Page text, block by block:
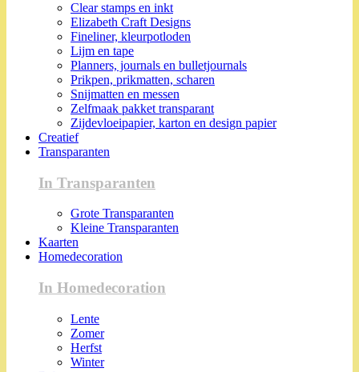
Clear stamps en inkt
Elizabeth Craft Designs
Fineliner, kleurpotloden
Lijm en tape
Planners, journals en bulletjournals
Prikpen, prikmatten, scharen
Snijmatten en messen
Zelfmaak pakket transparant
Zijdevloeipapier, karton en design papier
Creatief
Transparanten
In Transparanten
Grote Transparanten
Kleine Transparanten
Kaarten
Homedecoration
In Homedecoration
Lente
Zomer
Herfst
Winter